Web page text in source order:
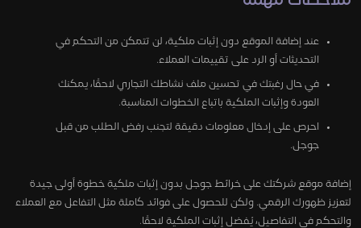
عند إضافة الموقع دون إثبات ملكية، لن تتمكن من التحكم في
التحديثات أو الرد على تقييمات العملاء.
في حال رغبتك في تحسين ملف نشاطك التجاري لاحقًا، يمكنك
العودة وإثبات الملكية باتباع الخطوات المناسبة.
احرص على إدخال معلومات دقيقة لتجنب رفض الطلب من قبل
جوجل.
إضافة موقع شركتك على خرائط جوجل بدون إثبات ملكية خطوة أولى جيدة
لتعزيز ظهورك الرقمي. ولكن للحصول على فوائد كاملة مثل التفاعل مع العملاء
والتحكم في التفاصيل، يُفضل إثبات الملكية لاحقًا.